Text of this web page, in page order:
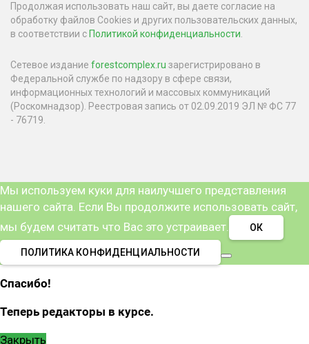
Продолжая использовать наш сайт, вы даете согласие на
обработку файлов Cookies и других пользовательских данных,
в соответствии с Политикой конфиденциальности.
Сетевое издание forestcomplex.ru зарегистрировано в
Федеральной службе по надзору в сфере связи,
информационных технологий и массовых коммуникаций
(Роскомнадзор). Реестровая запись от 02.09.2019 ЭЛ № ФС 77
- 76719.
Мы используем куки для наилучшего представления
нашего сайта. Если Вы продолжите использовать сайт,
мы будем считать что Вас это устраивает.
ОК
ПОЛИТИКА КОНФИДЕНЦИАЛЬНОСТИ
Спасибо!
Теперь редакторы в курсе.
Закрыть